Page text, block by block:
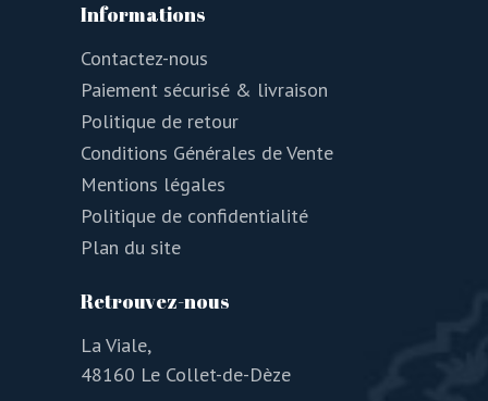
Informations
Contactez-nous
Paiement sécurisé & livraison
Politique de retour
Conditions Générales de Vente
Mentions légales
Politique de confidentialité
Plan du site
Retrouvez-nous
La Viale,
48160 Le Collet-de-Dèze